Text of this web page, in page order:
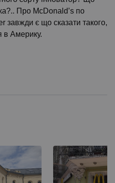
Про McDonald’s по
завжди є що сказати такого,
в Америку.